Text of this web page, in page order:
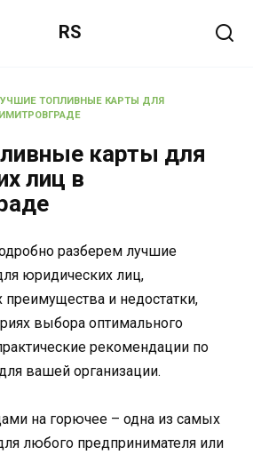
RS
ТОПЛИВНЫЕ КАРТЫ ДЛЯ
карты для
лиц в
разберем лучшие
юридических лиц,
преимущества и недостатки,
выбора оптимального
рекомендации по
вашей организации.
на горючее – одна из самых
любого предпринимателя или